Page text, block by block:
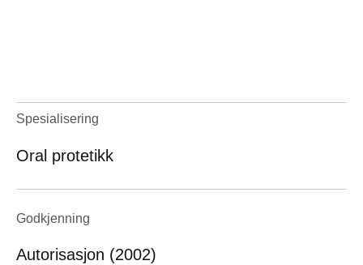
Spesialisering
Oral protetikk
Godkjenning
Autorisasjon (2002)